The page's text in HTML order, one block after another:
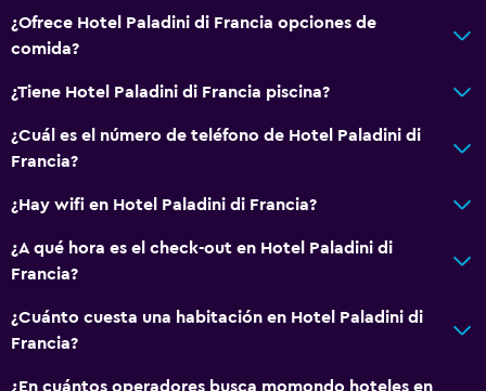
Buceo
Servicio de despertador
Mostrador de información turística
Estacionamiento y transporte
Estacionamiento en la calle
Traslado al aeropuerto (con cargos)
Estacionamiento gratuito
¿Ofrece Hotel Paladini di Francia opciones de
comida?
¿Tiene Hotel Paladini di Francia piscina?
¿Cuál es el número de teléfono de Hotel Paladini di
Francia?
¿Hay wifi en Hotel Paladini di Francia?
¿A qué hora es el check-out en Hotel Paladini di
Francia?
¿Cuánto cuesta una habitación en Hotel Paladini di
Francia?
¿En cuántos operadores busca momondo hoteles en